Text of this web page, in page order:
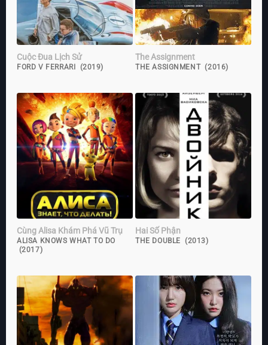
Cuộc Đua Lịch Sử
FORD V FERRARI (2019)
The Assignment
THE ASSIGNMENT (2016)
Cùng Alisa Khám Phá Vũ Trụ
ALISA KNOWS WHAT TO DO
(2017)
Hai Số Phận
THE DOUBLE (2013)